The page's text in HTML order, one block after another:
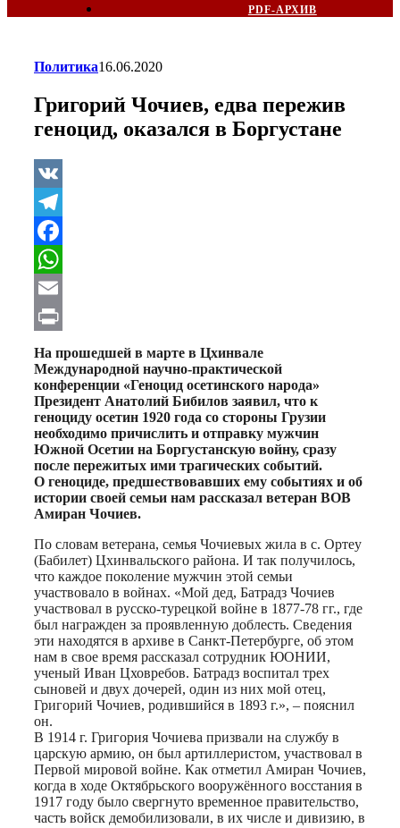
PDF-АРХИВ
Политика16.06.2020
Григорий Чочиев, едва пережив
геноцид, оказался в Боргустане
VK
Telegram
Facebook
WhatsApp
Email
Print
На прошедшей в марте в Цхинвале
Международной научно-практической
конференции «Геноцид осетинского народа»
Президент Анатолий Бибилов заявил, что к
геноциду осетин 1920 года со стороны Грузии
необходимо причислить и отправку мужчин
Южной Осетии на Боргустанскую войну, сразу
после пережитых ими трагических событий.
О геноциде, предшествовавших ему событиях и об
истории своей семьи нам рассказал ветеран ВОВ
Амиран Чочиев.
По словам ветерана, семья Чочиевых жила в с. Ортеу
(Бабилет) Цхинвальского района. И так получилось,
что каждое поколение мужчин этой семьи
участвовало в войнах. «Мой дед, Батрадз Чочиев
участвовал в русско-турецкой войне в 1877-78 гг., где
был награжден за проявленную доблесть. Сведения
эти находятся в архиве в Санкт-Петербурге, об этом
нам в свое время рассказал сотрудник ЮОНИИ,
ученый Иван Цховребов. Батрадз воспитал трех
сыновей и двух дочерей, один из них мой отец,
Григорий Чочиев, родившийся в 1893 г.», – пояснил
он.
В 1914 г. Григория Чочиева призвали на службу в
царскую армию, он был артиллеристом, участвовал в
Первой мировой войне. Как отметил Амиран Чочиев,
когда в ходе Октябрьского вооружённого восстания в
1917 году было свергнуто временное правительство,
часть войск демобилизовали, в их числе и дивизию, в